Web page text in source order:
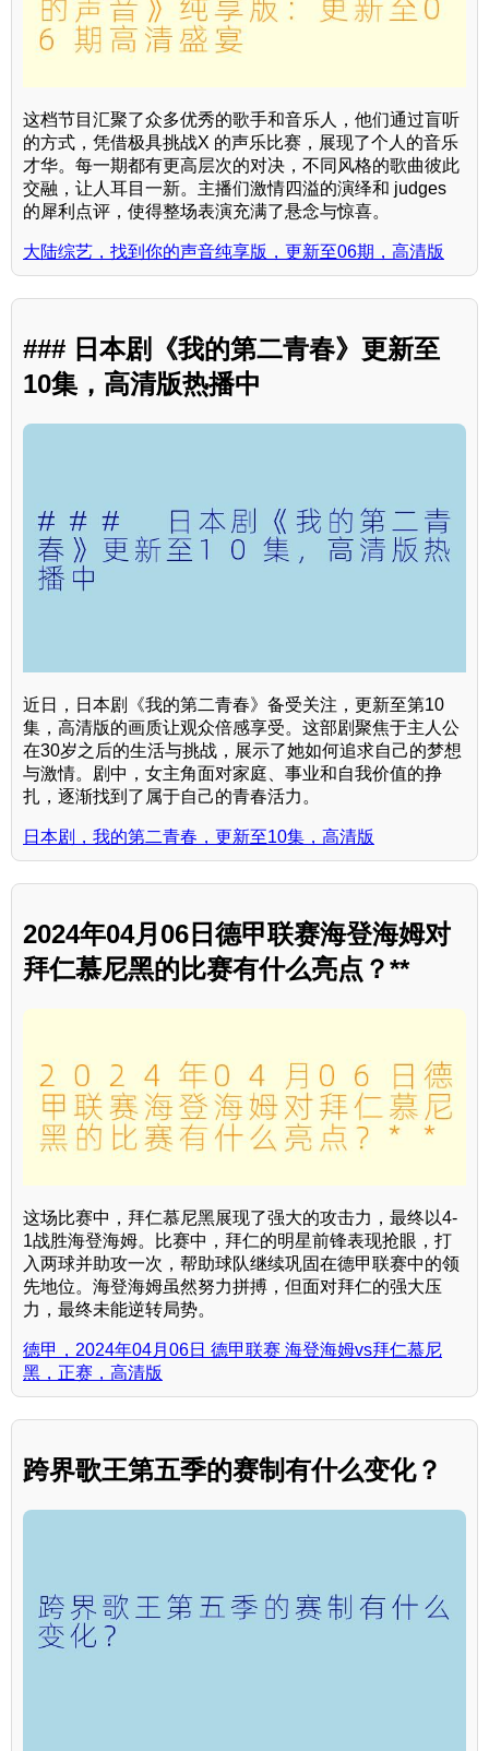
这档节目汇聚了众多优秀的歌手和音乐人，他们通过盲听
的方式，凭借极具挑战X 的声乐比赛，展现了个人的音乐
才华。每一期都有更高层次的对决，不同风格的歌曲彼此
交融，让人耳目一新。主播们激情四溢的演绎和 judges
的犀利点评，使得整场表演充满了悬念与惊喜。
大陆综艺，找到你的声音纯享版，更新至06期，高清版
### 日本剧《我的第二青春》更新至
10集，高清版热播中
近日，日本剧《我的第二青春》备受关注，更新至第10
集，高清版的画质让观众倍感享受。这部剧聚焦于主人公
在30岁之后的生活与挑战，展示了她如何追求自己的梦想
与激情。剧中，女主角面对家庭、事业和自我价值的挣
扎，逐渐找到了属于自己的青春活力。
日本剧，我的第二青春，更新至10集，高清版
2024年04月06日德甲联赛海登海姆对
拜仁慕尼黑的比赛有什么亮点？**
这场比赛中，拜仁慕尼黑展现了强大的攻击力，最终以4-
1战胜海登海姆。比赛中，拜仁的明星前锋表现抢眼，打
入两球并助攻一次，帮助球队继续巩固在德甲联赛中的领
先地位。海登海姆虽然努力拼搏，但面对拜仁的强大压
力，最终未能逆转局势。
德甲，2024年04月06日 德甲联赛 海登海姆vs拜仁慕尼
黑，正赛，高清版
跨界歌王第五季的赛制有什么变化？